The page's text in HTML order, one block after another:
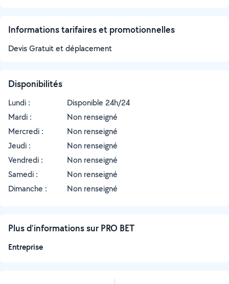
Informations tarifaires et promotionnelles
Devis Gratuit et déplacement
Disponibilités
Lundi :
Disponible 24h/24
Mardi :
Non renseigné
Mercredi :
Non renseigné
Jeudi :
Non renseigné
Vendredi :
Non renseigné
Samedi :
Non renseigné
Dimanche :
Non renseigné
Plus d’informations sur PRO BET
Entreprise